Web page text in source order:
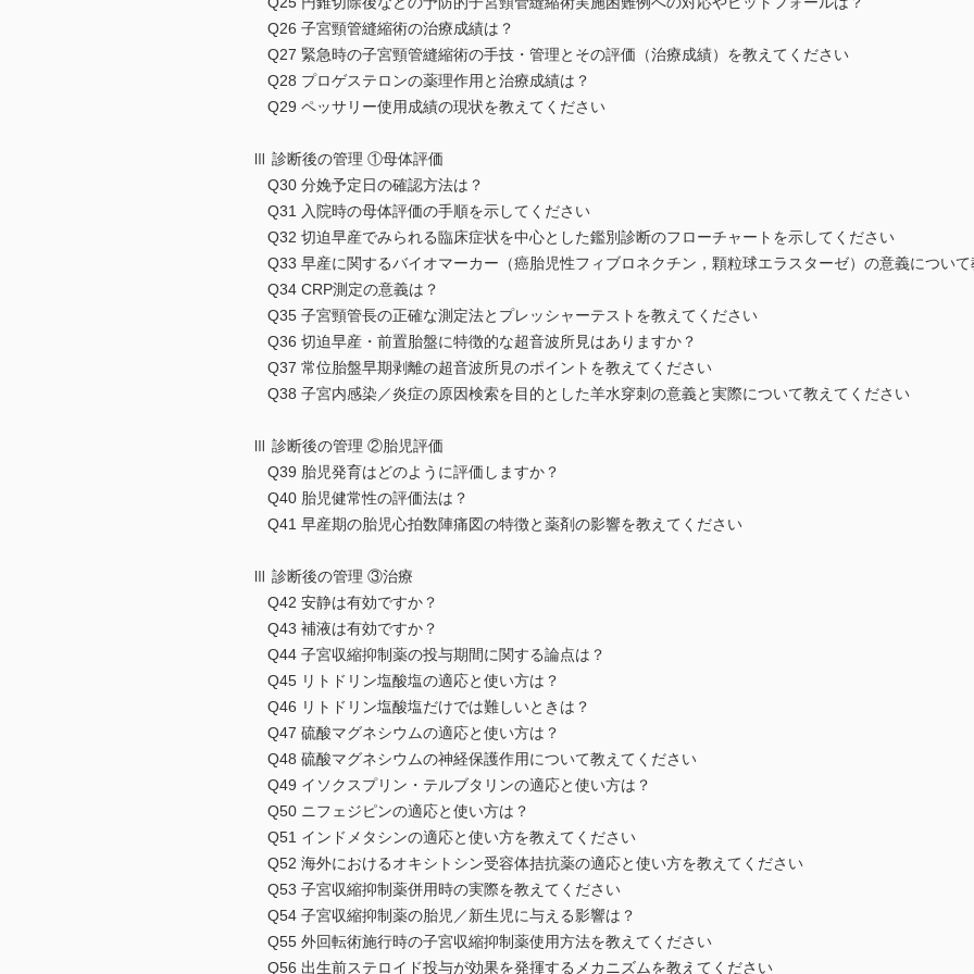
Q26 子宮頸管縫縮術の治療成績は？
Q27 緊急時の子宮頸管縫縮術の手技・管理とその評価（治療成績）を教えてください
Q28 プロゲステロンの薬理作用と治療成績は？
Q29 ペッサリー使用成績の現状を教えてください
Ⅲ 診断後の管理 ①母体評価
Q30 分娩予定日の確認方法は？
Q31 入院時の母体評価の手順を示してください
Q32 切迫早産でみられる臨床症状を中心とした鑑別診断のフローチャートを示してください
Q33 早産に関するバイオマーカー（癌胎児性フィブロネクチン，顆粒球エラスターゼ）の意義につい
Q34 CRP測定の意義は？
Q35 子宮頸管長の正確な測定法とプレッシャーテストを教えてください
Q36 切迫早産・前置胎盤に特徴的な超音波所見はありますか？
Q37 常位胎盤早期剥離の超音波所見のポイントを教えてください
Q38 子宮内感染／炎症の原因検索を目的とした羊水穿刺の意義と実際について教えてください
Ⅲ 診断後の管理 ②胎児評価
Q39 胎児発育はどのように評価しますか？
Q40 胎児健常性の評価法は？
Q41 早産期の胎児心拍数陣痛図の特徴と薬剤の影響を教えてください
Ⅲ 診断後の管理 ③治療
Q42 安静は有効ですか？
Q43 補液は有効ですか？
Q44 子宮収縮抑制薬の投与期間に関する論点は？
Q45 リトドリン塩酸塩の適応と使い方は？
Q46 リトドリン塩酸塩だけでは難しいときは？
Q47 硫酸マグネシウムの適応と使い方は？
Q48 硫酸マグネシウムの神経保護作用について教えてください
Q49 イソクスプリン・テルブタリンの適応と使い方は？
Q50 ニフェジピンの適応と使い方は？
Q51 インドメタシンの適応と使い方を教えてください
Q52 海外におけるオキシトシン受容体拮抗薬の適応と使い方を教えてください
Q53 子宮収縮抑制薬併用時の実際を教えてください
Q54 子宮収縮抑制薬の胎児／新生児に与える影響は？
Q55 外回転術施行時の子宮収縮抑制薬使用方法を教えてください
Q56 出生前ステロイド投与が効果を発揮するメカニズムを教えてください